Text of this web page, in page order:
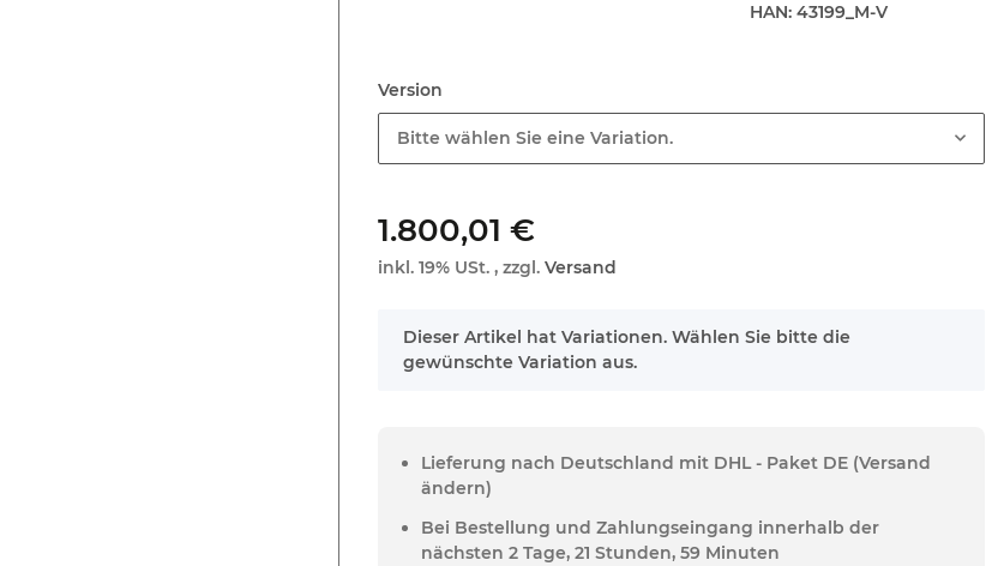
HAN: 43199_M-V
Version
Bitte wählen Sie eine Variation.
1.800,01 €
inkl. 19% USt. , zzgl.Versand
x
Dieser Artikel hat Variationen. Wählen Sie bitte die
gewünschte Variation aus.
Lieferung nach Deutschland mit DHL - Paket DE (Versand
ändern)
Bei Bestellung und Zahlungseingang innerhalb der
nächsten 2 Tage, 21 Stunden, 59 Minuten